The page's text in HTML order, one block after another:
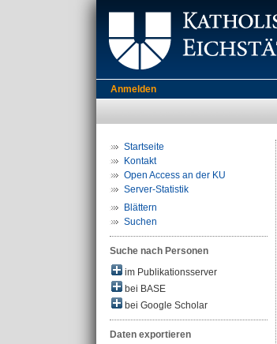
Anmelden
Startseite
Kontakt
Open Access an der KU
Server-Statistik
Blättern
Suchen
Suche nach Personen
im Publikationsserver
bei BASE
bei Google Scholar
Daten exportieren